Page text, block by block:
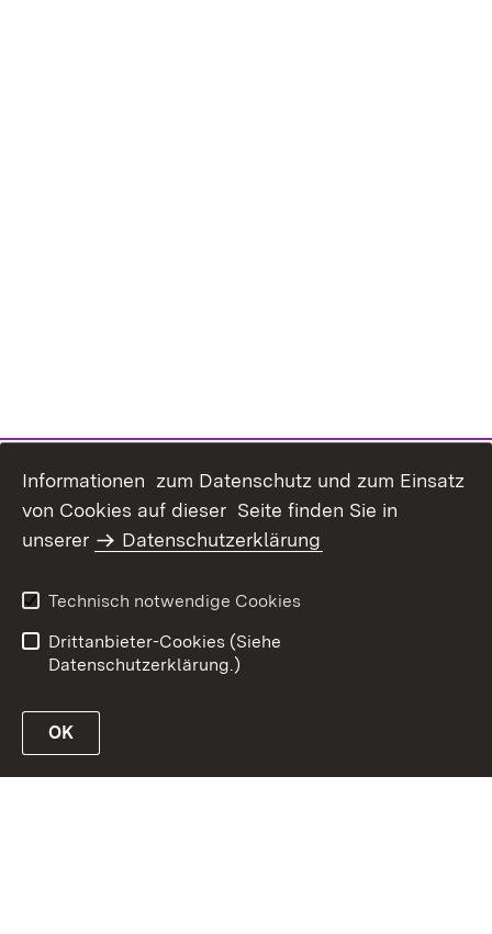
Informationen zum Datenschutz und zum Einsatz
von Cookies auf dieser Seite finden Sie in
unserer
Datenschutzerklärung
Technisch notwendige Cookies
Drittanbieter-Cookies (Siehe
Datenschutzerklärung.)
OK